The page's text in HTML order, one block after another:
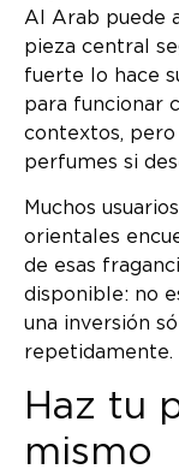
Al Arab puede
pieza central
fuerte lo hace
para funcionar
contextos,
perfumes si
Muchos
orientales
de esas
disponible: no
una inversión
repetidamente.
Haz tu
mismo